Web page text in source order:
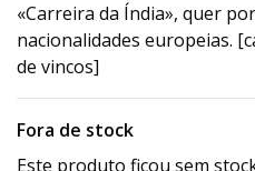
«Carreira da Índia», quer
nacionalidades europeias.
de vincos]
Fora de stock
Este produto ficou sem